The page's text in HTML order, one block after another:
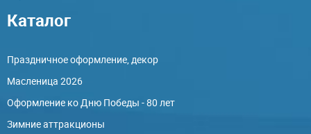
Каталог
Праздничное оформление, декор
Масленица 2026
Оформление ко Дню Победы - 80 лет
Зимние аттракционы